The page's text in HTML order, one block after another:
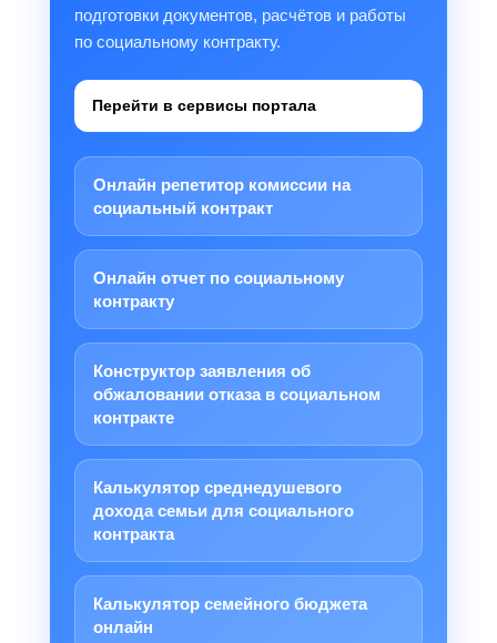
подготовки документов, расчётов и работы
по социальному контракту.
Перейти в сервисы портала
Онлайн репетитор комиссии на
социальный контракт
Онлайн отчет по социальному
контракту
Конструктор заявления об
обжаловании отказа в социальном
контракте
Калькулятор среднедушевого
дохода семьи для социального
контракта
Калькулятор семейного бюджета
онлайн